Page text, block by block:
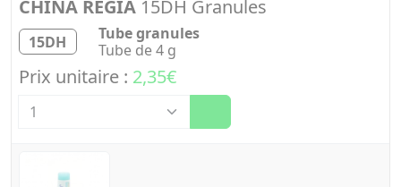
CHINA REGIA 15DH Granules
15DH
Tube granules
Tube de 4 g
Prix unitaire : 2,35€